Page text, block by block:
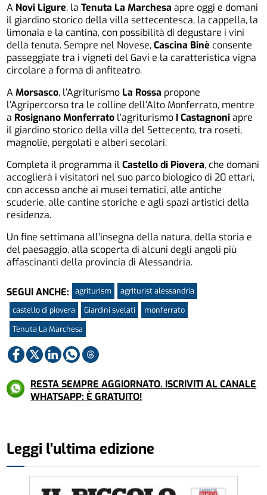
A Novi Ligure, laTenuta La Marchesa apre oggi e domani
il giardino storico della villa settecentesca, la cappella, la
limonaia e la cantina, con possibilità di degustare i vini
della tenuta. Sempre nel Novese,Cascina Binè consente
passeggiate tra i vigneti del Gavi e la caratteristica vigna
circolare a forma di anfiteatro.
AMorsasco, l’Agriturismo La Rossa propone
l’Agripercorso tra le colline dell’Alto Monferrato, mentre
a Rosignano Monferrato l’agriturismo I Castagnoniapre
il giardino storico della villa del Settecento, tra roseti,
magnolie, pergolati e alberi secolari.
Completa il programma ilCastello di Piovera, che domani
accoglierà i visitatori nel suo parco biologico di 20 ettari,
con accesso anche ai musei tematici, alle antiche
scuderie, alle cantine storiche e agli spazi artistici della
residenza.
Un fine settimana all’insegna della natura, della storia e
del paesaggio, alla scoperta di alcuni degli angoli più
affascinanti della provincia di Alessandria.
SEGUI ANCHE: agriturism
agriturist alessandria
castello di piovera
Giardini svelati
monferrato
Tenuta La Marchesa
RESTA SEMPRE AGGIORNATO. ISCRIVITI AL CANALE
WHATSAPP: È GRATUITO!
Leggi l'ultima edizione